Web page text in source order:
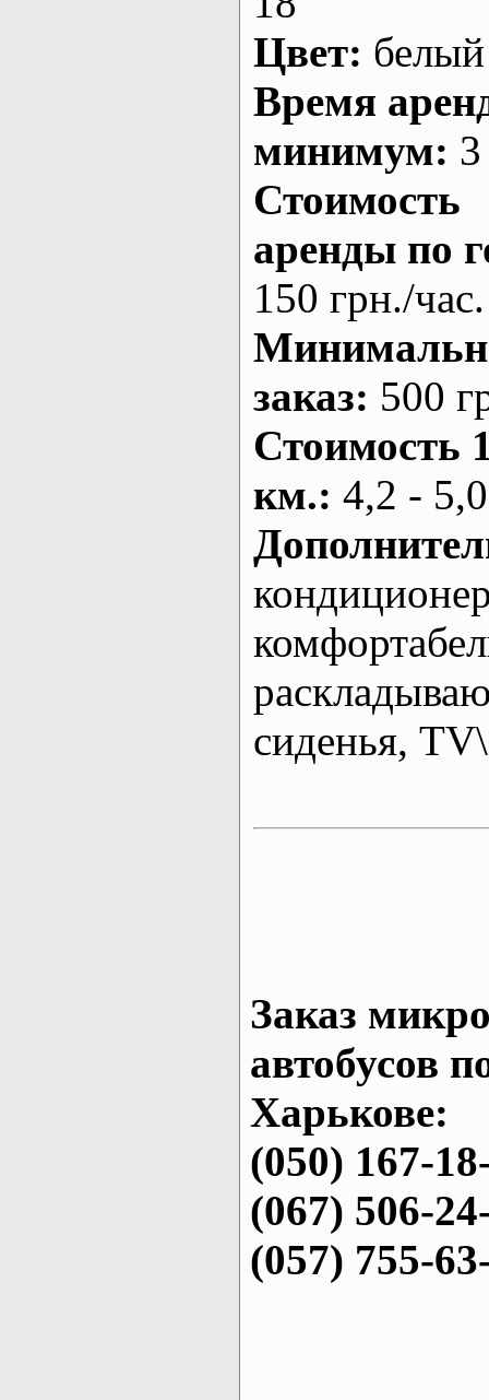
Цвет: белый
Время
минимум:
Стоимость
аренды по
150 грн./час.
заказ: 500
Стоимость
км.: 4,2 -
сиденья,
Заказ
автобусов
Харькове:
(050) 167-
(067) 506-
(057) 755-